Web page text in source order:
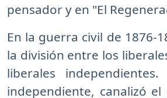
pensador y en "El
En la guerra civil de 1876-
la división entre los
liberales
independiente, canalizó